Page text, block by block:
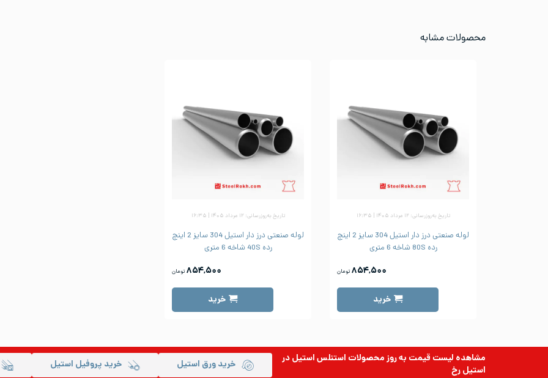
محصولات مشابه
تاریخ به‌روزرسانی: ۱۲ مرداد ۱۴۰۵ | ۱۶:۳۵
لوله صنعتی درز دار استیل 304 سایز 2 اینچ
رده 80S شاخه 6 متری
۸۵۴,۵۰۰ تومان
خرید
تاریخ به‌روزرسانی: ۱۲ مرداد ۱۴۰۵ | ۱۶:۳۵
لوله صنعتی درز دار استیل 304 سایز 2 اینچ
رده 40S شاخه 6 متری
۸۵۴,۵۰۰ تومان
خرید
مشاهده لیست قیمت به روزمحصولات استنلس استیلدر
استیل رخ
خرید ورق استیل خرید پروفیل استیل